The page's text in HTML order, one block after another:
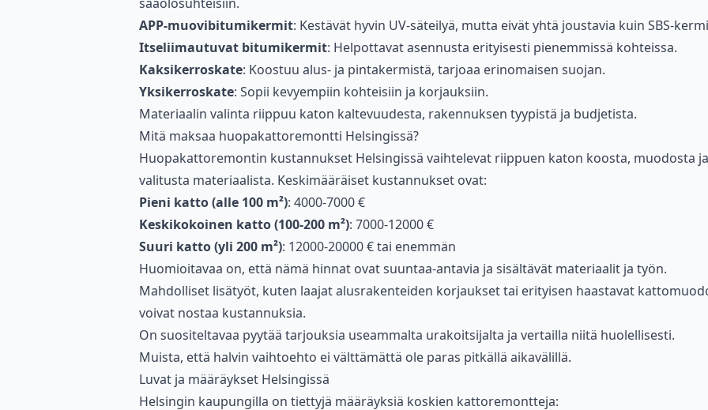
APP-muovibitumikermit: Kestävät hyvin UV-säteilyä, mutta eivät yhtä joustavia kuin SBS-
Itseliimautuvat bitumikermit: Helpottavat asennusta erityisesti pienemmissä kohteissa.
Kaksikerroskate: Koostuu alus- ja pintakermistä, tarjoaa erinomaisen suojan.
Yksikerroskate: Sopii kevyempiin kohteisiin ja korjauksiin.
Materiaalin valinta riippuu katon kaltevuudesta, rakennuksen tyypistä ja budjetista.
Mitä maksaa huopakattoremontti Helsingissä?
Huopakattoremontin kustannukset Helsingissä vaihtelevat riippuen katon koosta, muodosta ja
valitusta materiaalista. Keskimääräiset kustannukset ovat:
Pieni katto (alle 100 m²): 4000-7000 €
Keskikokoinen katto (100-200 m²): 7000-12000 €
Suuri katto (yli 200 m²): 12000-20000 € tai enemmän
Huomioitavaa on, että nämä hinnat ovat suuntaa-antavia ja sisältävät materiaalit ja työn.
Mahdolliset lisätyöt, kuten laajat alusrakenteiden korjaukset tai erityisen haastavat
voivat nostaa kustannuksia.
On suositeltavaa pyytää tarjouksia useammalta urakoitsijalta ja vertailla niitä huolellisesti.
Muista, että halvin vaihtoehto ei välttämättä ole paras pitkällä aikavälillä.
Luvat ja määräykset Helsingissä
Helsingin kaupungilla on tiettyjä määräyksiä koskien kattoremontteja: